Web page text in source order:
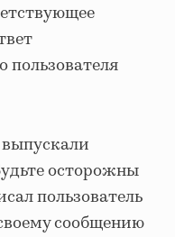
пользователя
осторожны
пользователь
сообщению